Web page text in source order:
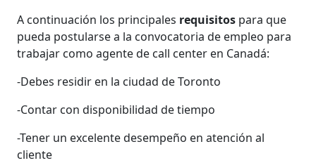
A continuación los principales requisitos para que
pueda postularse a la convocatoria de empleo para
trabajar como agente de call center en Canadá:
-Debes residir en la ciudad de Toronto
-Contar con disponibilidad de tiempo
-Tener un excelente desempeño en atención al
cliente